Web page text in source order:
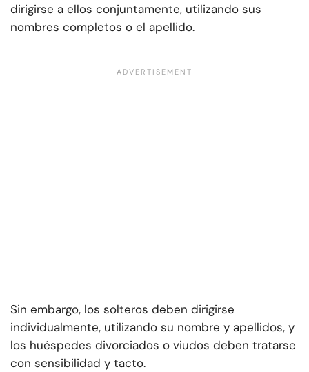
dirigirse a ellos conjuntamente, utilizando sus
nombres completos o el apellido.
Sin embargo, los solteros deben dirigirse
individualmente, utilizando su nombre y apellidos, y
los huéspedes divorciados o viudos deben tratarse
con sensibilidad y tacto.